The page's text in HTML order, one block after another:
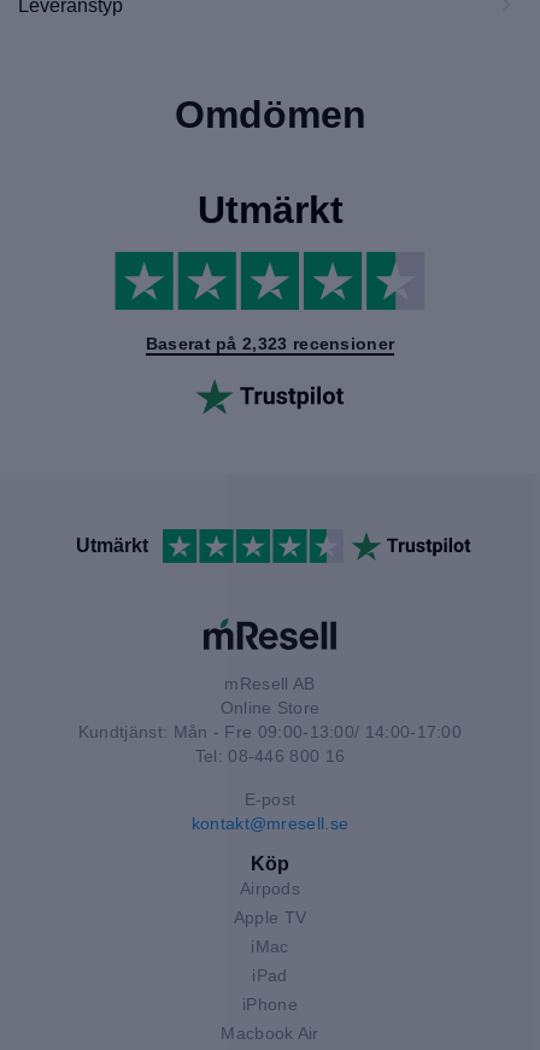
Leveranstyp
Omdömen
Utmärkt
Baserat på 2,323 recensioner
Utmärkt
mResell AB
Online Store
Kundtjänst: Mån - Fre 09:00-13:00/ 14:00-17:00
Tel: 08-446 800 16
E-post
kontakt@mresell.se
Köp
Airpods
Apple TV
iMac
iPad
iPhone
Macbook Air